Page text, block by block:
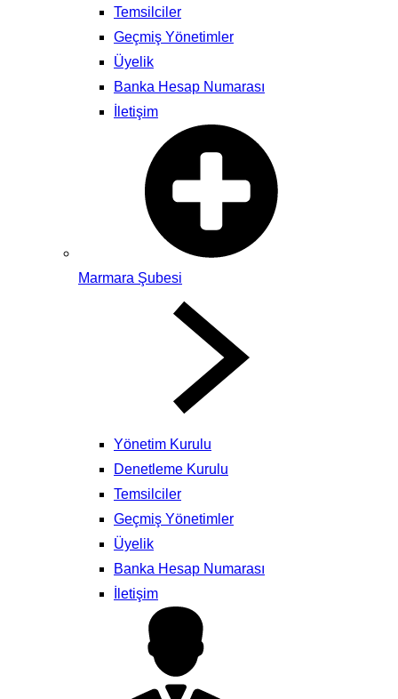
Temsilciler
Geçmiş Yönetimler
Üyelik
Banka Hesap Numarası
İletişim
Marmara Şubesi
Yönetim Kurulu
Denetleme Kurulu
Temsilciler
Geçmiş Yönetimler
Üyelik
Banka Hesap Numarası
İletişim